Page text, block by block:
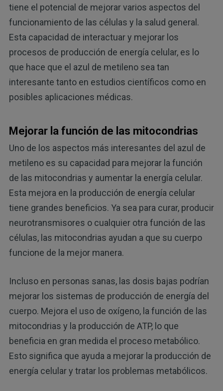
tiene el potencial de mejorar varios aspectos del
funcionamiento de las células y la salud general.
Esta capacidad de interactuar y mejorar los
procesos de producción de energía celular, es lo
que hace que el azul de metileno sea tan
interesante tanto en estudios científicos como en
posibles aplicaciones médicas.
Mejorar la función de las mitocondrias
Uno de los aspectos más interesantes del azul de
metileno es su capacidad para mejorar la función
de las mitocondrias y aumentar la energía celular.
Esta mejora en la producción de energía celular
tiene grandes beneficios. Ya sea para curar, producir
neurotransmisores o cualquier otra función de las
células, las mitocondrias ayudan a que su cuerpo
funcione de la mejor manera.
Incluso en personas sanas, las dosis bajas podrían
mejorar los sistemas de producción de energía del
cuerpo. Mejora el uso de oxígeno, la función de las
mitocondrias y la producción de ATP, lo que
beneficia en gran medida el proceso metabólico.
Esto significa que ayuda a mejorar la producción de
energía celular y tratar los problemas metabólicos.